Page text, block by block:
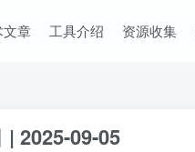
文章 工具介绍 资源收集
2025-09-05